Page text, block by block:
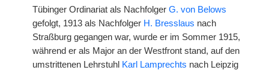
Tübinger Ordinariat als Nachfolger G. von Belows
gefolgt, 1913 als Nachfolger H. Bresslaus nach
Straßburg gegangen war, wurde er im Sommer 1915,
während er als Major an der Westfront stand, auf den
umstrittenen Lehrstuhl Karl Lamprechts nach Leipzig